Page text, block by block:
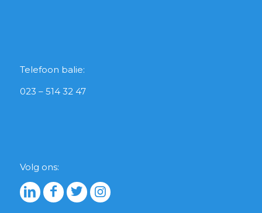
Telefoon balie:
023 – 514 32 47
Volg ons: